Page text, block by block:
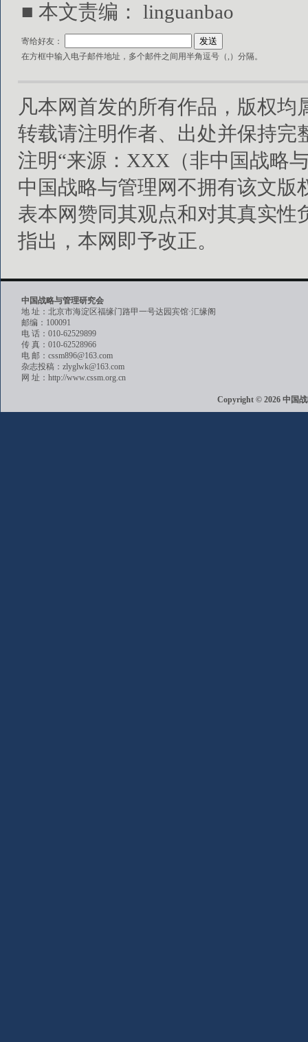
■ 本文责编： linguanbao
寄给好友：
在方框中输入电子邮件地址，多个邮件之间用半角逗号（,）分隔。
凡本网首发的所有作品，版权
转载请注明作者、出处并保持完
注明“来源：XXX（非中国战略
中国战略与管理网不拥有该文
表本网赞同其观点和对其真实
指出，本网即予改正。
中国战略与管理研究会
地 址：北京市海淀区福缘门路甲一号达园宾馆·汇缘阁
邮编：100091
电 话：010-62529899
传 真：010-62528966
电 邮：cssm896@163.com
杂志投稿：zlyglwk@163.com
网 址：http://www.cssm.org.cn
Copyright © 2026 中国